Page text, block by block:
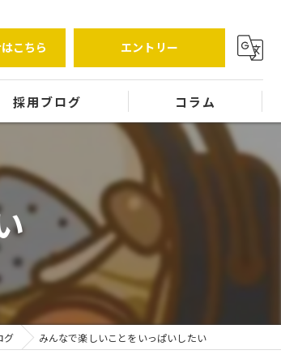
こちら エントリー
採用ブログ コラム
グ みんなで楽しいことをいっぱいしたい